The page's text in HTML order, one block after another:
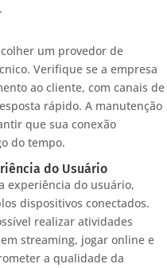
um provedor de
Verifique se a empresa
ao cliente, com canais de
rápido. A manutenção
que sua conexão
do tempo.
do Usuário
experiência do usuário,
dispositivos conectados.
realizar atividades
streaming, jogar online e
a qualidade da